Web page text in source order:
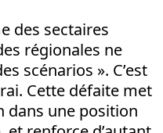
des sectaires
régionales ne
scénarios ». C’est
Cette défaite met
dans une position